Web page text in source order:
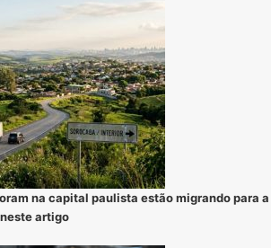
na capital paulista estão migrando para a
artigo